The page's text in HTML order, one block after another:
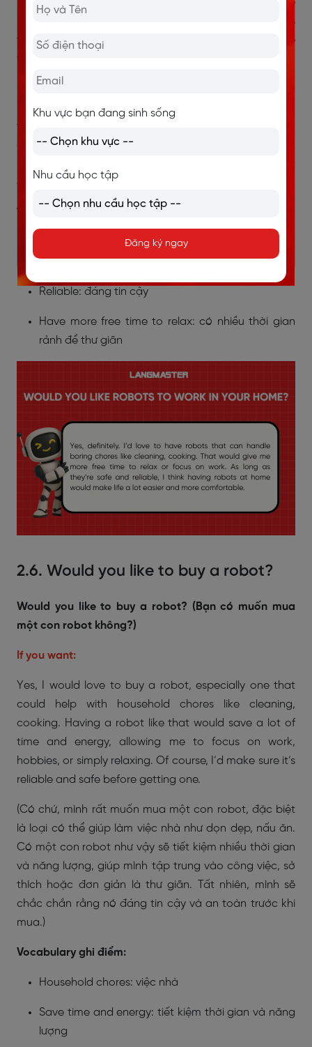
boring chores like cleaning, cooking. That would give
me more free time to relax or focus on work. As long as
they’re safe and reliable, I think having robots at home
would make life a lot easier and more comfortable.
nhàm chán như dọn dẹp, nấu ăn. Như vậy mình sẽ có
thêm thời gian rảnh để thư giãn hoặc tập trung vào
công việc. Miễn là chúng an toàn và đáng tin cậy,
dễ dàng và thoải mái hơn nhiều.)
Vocabulary ghi điểm:
Handle boring chores: làm các công việc nhà
nhàm chán
Reliable: đáng tin cậy
Have more free time to relax: có nhiều thời gian
rảnh để thư giãn
2.6. Would you like to buy a robot?
Would you like to buy a robot? (Bạn có muốn mua
một con robot không?)
If you want:
Yes, I would love to buy a robot, especially one that
could help with household chores like cleaning,
cooking. Having a robot like that would save a lot of
time and energy, allowing me to focus on work,
hobbies, or simply relaxing. Of course, I’d make sure it’s
reliable and safe before getting one.
(Có chứ, mình rất muốn mua một con robot, đặc biệt
là loại có thể giúp làm việc nhà như dọn dẹp, nấu ăn.
Có một con robot như vậy sẽ tiết kiệm nhiều thời gian
và năng lượng, giúp mình tập trung vào công việc, sở
thích hoặc đơn giản là thư giãn. Tất nhiên, mình sẽ
chắc chắn rằng nó đáng tin cậy và an toàn trước khi
mua.)
Vocabulary ghi điểm:
Household chores: việc nhà
Save time and energy: tiết kiệm thời gian và năng
lượng
Khu vực bạn đang sinh sống
Nhu cầu học tập
Đăng ký ngay